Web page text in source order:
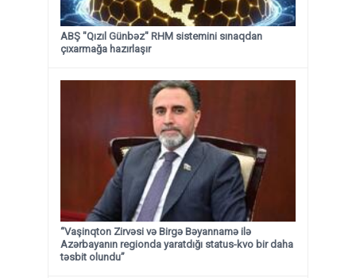
ABŞ "Qızıl Günbəz" RHM sistemini sınaqdan
çıxarmağa hazırlaşır
“Vaşinqton Zirvəsi və Birgə Bəyannamə ilə
Azərbayanın regionda yaratdığı status-kvo bir daha
təsbit olundu”